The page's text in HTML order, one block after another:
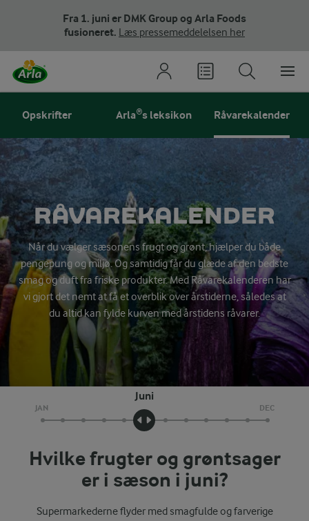
Fra 1. juni er DMK Group og Arla Foods
fusioneret. Læs pressemeddelelsen her
Opskrifter Arla®s leksikon Råvarekalender
RÅVAREKALENDER
Når du vælger sæsonens frugt og grønt, hjælper du både
pengepung og miljø. Og samtidig får du glæde af den bedste
smag og duft fra friske produkter. Med Råvarekalenderen har
vi gjort det nemt at få et overblik over årstiderne, således at
du altid kan fylde kurven med årstidens råvarer.
JAN DEC
Juni
Hvilke frugter og grøntsager
er i sæson i juni?
Supermarkederne flyder med smagfulde og farverige